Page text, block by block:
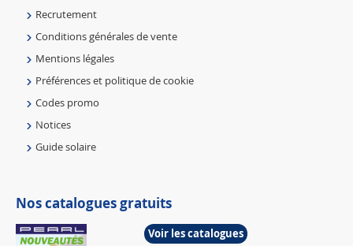
Recrutement
Conditions générales de vente
Mentions légales
Préférences et politique de cookie
Codes promo
Notices
Guide solaire
Nos catalogues gratuits
Voir les catalogues